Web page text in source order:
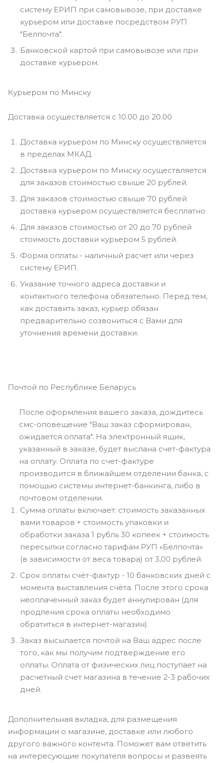
систему ЕРИП при самовывозе, при доставке
курьером или доставке посредством РУП
"Белпочта".
Банковской картой при самовывозе или при
доставке курьером.
Курьером по Минску
Доставка осуществляется с 10.00 до 20.00
Доставка курьером по Минску осуществляется
в пределах МКАД.
Доставка курьером по Минску осуществляется
для заказов стоимостью свыше 20 рублей.
Для заказов стоимостью свыше 70 рублей
доставка курьером осуществляется бесплатно.
Для заказов стоимостью от 20 до 70 рублей
стоимость доставки курьером 5 рублей.
Форма оплаты - наличный расчет или через
систему ЕРИП.
Указание точного адреса доставки и
контактного телефона обязательно. Перед тем,
как доставить заказ, курьер обязан
предварительно созвониться с Вами для
уточнения времени доставки.
Почтой по Республике Беларусь
После оформления вашего заказа, дождитесь
смс-оповещение "Ваш заказ сформирован,
ожидается оплата". На электронный ящик,
указанный в заказе, будет выслана счет-фактура
на оплату. Оплата по счет-фактуре
производится в ближайшем отделении банка, с
помощью системы интернет-банкинга, либо в
почтовом отделении.
Сумма оплаты включает: стоимость заказанных
вами товаров + стоимость упаковки и
обработки заказа 1 рубль 30 копеек + стоимость
пересылки согласно тарифам РУП «Белпочта»
(в зависимости от веса товара) от 3,00 рублей.
Срок оплаты счёт-фактур - 10 банковских дней с
момента выставления счёта. После этого срока
неоплаченный заказ будет аннулирован (для
продления срока оплаты необходимо
обратиться в интернет-магазин).
Заказ высылается почтой на Ваш адрес после
того, как мы получим подтверждение его
оплаты. Оплата от физических лиц поступает на
расчетный счет магазина в течение 2-3 рабочих
дней.
Дополнительная вкладка, для размещения
информации о магазине, доставке или любого
другого важного контента. Поможет вам ответить
на интересующие покупателя вопросы и развеять